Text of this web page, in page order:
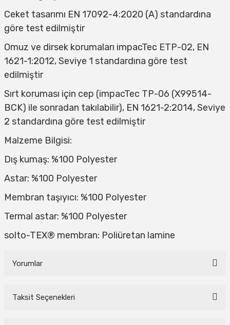
Ceket tasarımı EN 17092-4:2020 (A) standardına
göre test edilmiştir
Omuz ve dirsek korumaları impacTec ETP-02, EN
1621-1:2012, Seviye 1 standardına göre test
edilmiştir
Sırt koruması için cep (impacTec TP-06 (X99514-
BCK) ile sonradan takılabilir), EN 1621-2:2014, Seviye
2 standardına göre test edilmiştir
Malzeme Bilgisi:
Dış kumaş: %100 Polyester
Astar: %100 Polyester
Membran taşıyıcı: %100 Polyester
Termal astar: %100 Polyester
solto-TEX® membran: Poliüretan lamine
Yorumlar
Taksit Seçenekleri